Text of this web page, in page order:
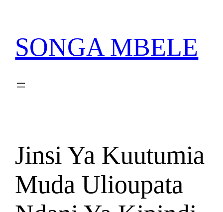
content
SONGA MBELE
Jinsi Ya Kuutumia
Muda Ulioupata